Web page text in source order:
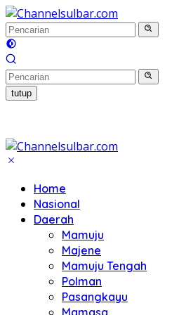
Langsung
ke
konten
tutup
Home
Nasional
Daerah
Mamuju
Majene
Mamuju Tengah
Polman
Pasangkayu
Mamasa